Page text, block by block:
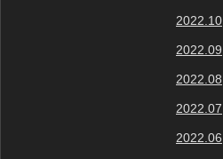
2022.10
2022.09
2022.08
2022.07
2022.06